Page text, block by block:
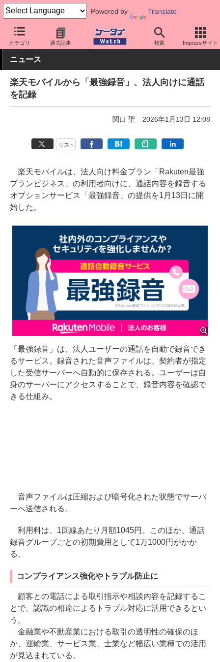
Powered by Translate
カテゴリ 過去記事 検索 Impressサイト
ケータイ Watch 法人向け サービス
ニュース
楽天モバイルから「最強録音」、法人向けに通話
を記録
関口 聖 2026年1月13日 12:08
リスト
楽天モバイルは、法人向け料金プラン「Rakuten最強
プランビジネス」の利用者向けに、通話内容を録音する
オプションサービス「最強録音」の提供を1月13日に開
始した。
「最強録音」は、法人ユーザーの通話を自動で録音でき
るサービス。録音された音声ファイルは、契約者が指定
した受信サーバーへ自動的に保存される。ユーザーは自
身のサーバーにアクセスすることで、録音内容を確認で
きる仕組み。
音声ファイルは圧縮および暗号化された状態でサーバ
ーへ送信される。
利用料は、1回線あたり月額1045円。このほか、通話
録音グループごとの初期費用として1万1000円がかか
る。
コンプライアンス強化やトラブル防止に
顧客との電話による取引指示や相談内容を記録するこ
とで、認識の相違によるトラブル対応に活用できるとい
う。
金融業や不動産業における取引の透明性の確保のほ
か、運輸業、サービス業、士業など幅広い業種での活用
が見込まれている。